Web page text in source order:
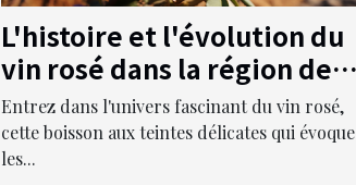
L'histoire et l'évolution du
vin rosé dans la région de
Provence
Entrez dans l'univers fascinant du vin rosé,
cette boisson aux teintes délicates qui évoque
les...